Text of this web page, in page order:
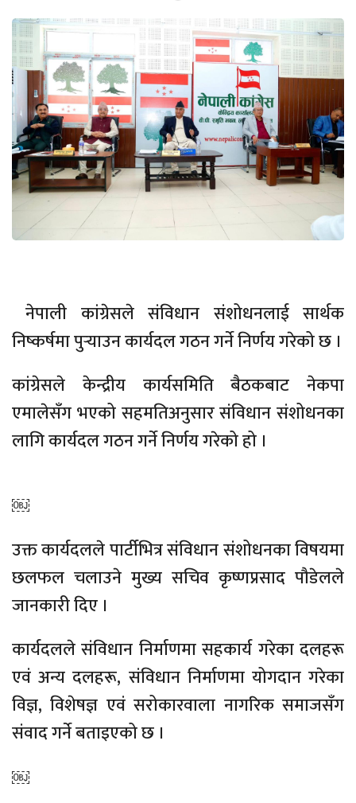
नेपाली कांग्रेसले संविधान संशोधनलाई सार्थक
निष्कर्षमा पुर्‍याउन कार्यदल गठन गर्ने निर्णय गरेको छ ।
कांग्रेसले केन्द्रीय कार्यसमिति बैठकबाट नेकपा
एमालेसँग भएको सहमतिअनुसार संविधान संशोधनका
लागि कार्यदल गठन गर्ने निर्णय गरेको हो ।
￼
उक्त कार्यदलले पार्टीभित्र संविधान संशोधनका विषयमा
छलफल चलाउने मुख्य सचिव कृष्णप्रसाद पौडेलले
जानकारी दिए ।
कार्यदलले संविधान निर्माणमा सहकार्य गरेका दलहरू
एवं अन्य दलहरू, संविधान निर्माणमा योगदान गरेका
विज्ञ, विशेषज्ञ एवं सरोकारवाला नागरिक समाजसँग
संवाद गर्ने बताइएको छ ।
￼